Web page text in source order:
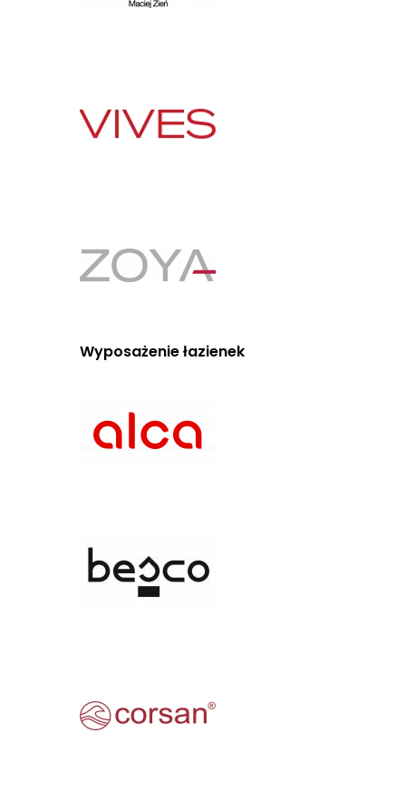
Wyposażenie łazienek